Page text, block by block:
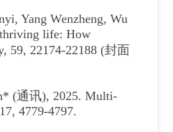
Yang Wenzheng, Wu
life: How
59, 22174-22188 (封面
(通讯), 2025. Multi-
4779-4797.